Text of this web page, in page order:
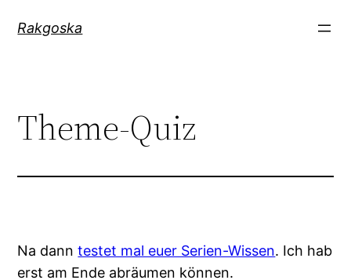
InhaltRakgoska
Theme-Quiz
Na danntestet mal euer Serien-Wissen. Ich hab
erst am Ende abräumen können.